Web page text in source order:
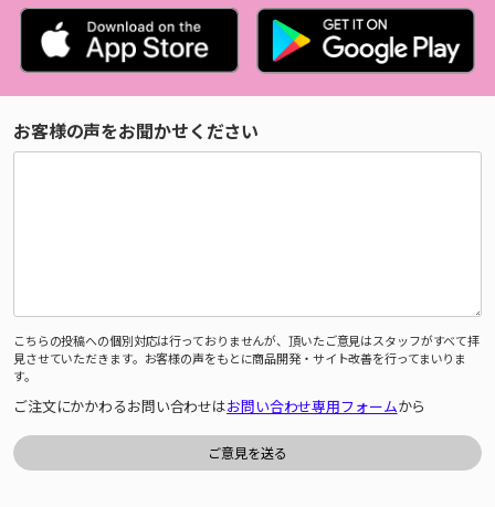
お客様の声をお聞かせください
こちらの投稿への個別対応は行っておりませんが、頂いたご意見はスタッフがすべて拝
見させていただきます。お客様の声をもとに商品開発・サイト改善を行ってまいりま
す。
ご注文にかかわるお問い合わせはお問い合わせ専用フォームから